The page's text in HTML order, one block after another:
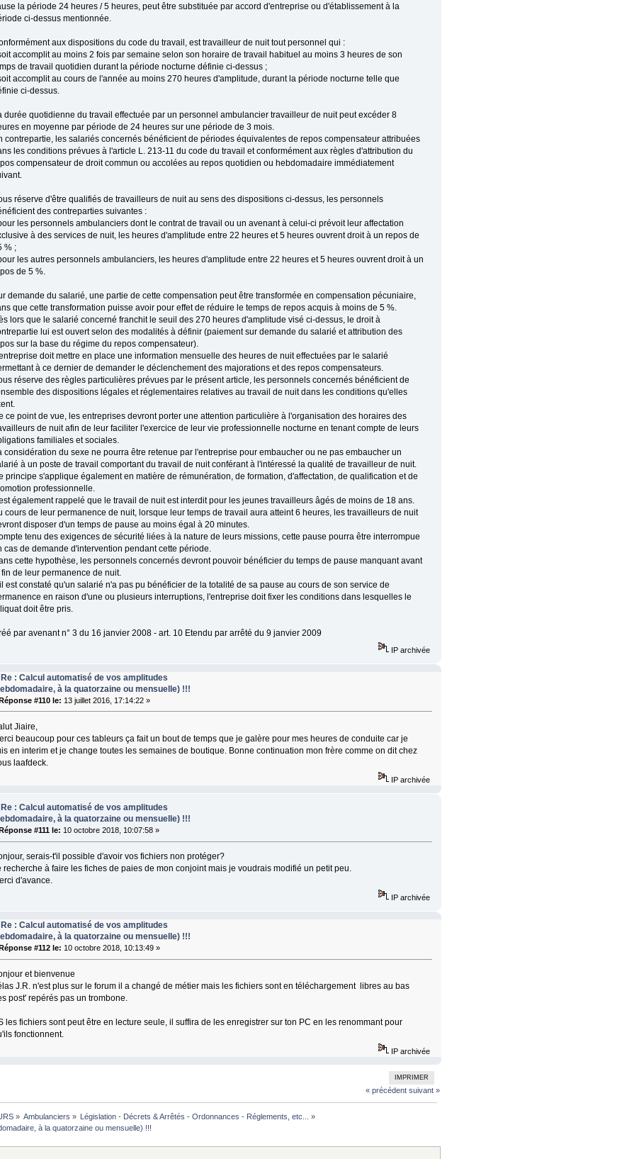
la période 24 heures / 5 heures, peut être substituée par accord d'entreprise ou d'établissement à la
ci-dessus mentionnée.
aux dispositions du code du travail, est travailleur de nuit tout personnel qui :
accomplit au moins 2 fois par semaine selon son horaire de travail habituel au moins 3 heures de son
de travail quotidien durant la période nocturne définie ci-dessus ;
accomplit au cours de l'année au moins 270 heures d'amplitude, durant la période nocturne telle que
ci-dessus.
durée quotidienne du travail effectuée par un personnel ambulancier travailleur de nuit peut excéder 8
en moyenne par période de 24 heures sur une période de 3 mois.
contrepartie, les salariés concernés bénéficient de périodes équivalentes de repos compensateur attribuées
les conditions prévues à l'article L. 213-11 du code du travail et conformément aux règles d'attribution du
compensateur de droit commun ou accolées au repos quotidien ou hebdomadaire immédiatement
réserve d'être qualifiés de travailleurs de nuit au sens des dispositions ci-dessus, les personnels
des contreparties suivantes :
les personnels ambulanciers dont le contrat de travail ou un avenant à celui-ci prévoit leur affectation
à des services de nuit, les heures d'amplitude entre 22 heures et 5 heures ouvrent droit à un repos de
% ;
les autres personnels ambulanciers, les heures d'amplitude entre 22 heures et 5 heures ouvrent droit à un
de 5 %.
demande du salarié, une partie de cette compensation peut être transformée en compensation pécuniaire,
que cette transformation puisse avoir pour effet de réduire le temps de repos acquis à moins de 5 %.
lors que le salarié concerné franchit le seuil des 270 heures d'amplitude visé ci-dessus, le droit à
lui est ouvert selon des modalités à définir (paiement sur demande du salarié et attribution des
sur la base du régime du repos compensateur).
doit mettre en place une information mensuelle des heures de nuit effectuées par le salarié
à ce dernier de demander le déclenchement des majorations et des repos compensateurs.
réserve des règles particulières prévues par le présent article, les personnels concernés bénéficient de
des dispositions légales et réglementaires relatives au travail de nuit dans les conditions qu'elles
ce point de vue, les entreprises devront porter une attention particulière à l'organisation des horaires des
de nuit afin de leur faciliter l'exercice de leur vie professionnelle nocturne en tenant compte de leurs
familiales et sociales.
considération du sexe ne pourra être retenue par l'entreprise pour embaucher ou ne pas embaucher un
à un poste de travail comportant du travail de nuit conférant à l'intéressé la qualité de travailleur de nuit.
principe s'applique également en matière de rémunération, de formation, d'affectation, de qualification et de
professionnelle.
également rappelé que le travail de nuit est interdit pour les jeunes travailleurs âgés de moins de 18 ans.
cours de leur permanence de nuit, lorsque leur temps de travail aura atteint 6 heures, les travailleurs de nuit
disposer d'un temps de pause au moins égal à 20 minutes.
tenu des exigences de sécurité liées à la nature de leurs missions, cette pause pourra être interrompue
cas de demande d'intervention pendant cette période.
cette hypothèse, les personnels concernés devront pouvoir bénéficier du temps de pause manquant avant
de leur permanence de nuit.
est constaté qu'un salarié n'a pas pu bénéficier de la totalité de sa pause au cours de son service de
en raison d'une ou plusieurs interruptions, l'entreprise doit fixer les conditions dans lesquelles le
doit être pris.
par avenant n° 3 du 16 janvier 2008 - art. 10 Etendu par arrêté du 9 janvier 2009
IP archivée
Re : Calcul automatisé de vos amplitudes
à la quatorzaine ou mensuelle) !!!
#110 le: 13 juillet 2016, 17:14:22 »
Jiaire,
beaucoup pour ces tableurs ça fait un bout de temps que je galère pour mes heures de conduite car je
en interim et je change toutes les semaines de boutique. Bonne continuation mon frère comme on dit chez
laafdeck.
IP archivée
Re : Calcul automatisé de vos amplitudes
à la quatorzaine ou mensuelle) !!!
#111 le: 10 octobre 2018, 10:07:58 »
serais-t'il possible d'avoir vos fichiers non protéger?
recherche à faire les fiches de paies de mon conjoint mais je voudrais modifié un petit peu.
d'avance.
IP archivée
Re : Calcul automatisé de vos amplitudes
à la quatorzaine ou mensuelle) !!!
Réponse #112 le: 10 octobre 2018, 10:13:49 »
et bienvenue
J.R. n'est plus sur le forum il a changé de métier mais les fichiers sont en téléchargement libres au bas
post' repérés pas un trombone.
les fichiers sont peut être en lecture seule, il suffira de les enregistrer sur ton PC en les renommant pour
fonctionnent.
IP archivée
IMPRIMER
« précédent suivant »
» Ambulanciers » Législation - Décrets & Arrêtés - Ordonnances - Réglements, etc...
»
à la quatorzaine ou mensuelle) !!!